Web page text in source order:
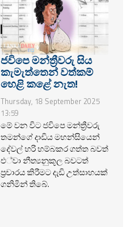
ජවිපෙ මන්ත්‍රීවරු සිය
කැමැත්තෙන් වත්කම්
හෙළි කළේ නැත!
Thursday, 18 September 2025
13:59
මේ වන විට ජවිපෙ මන්ත්‍රීවරු
තමන්ගේ දාඩිය මහන්සියෙන්
දේවල් හරි හම්බකර ගත්ත බවත්
එ්වා නීත්‍යනුකූල බවටත්
ප්‍රචාරය කිරීමට දැඩි උත්සාහයක්
ගනිමින් තිබේ.